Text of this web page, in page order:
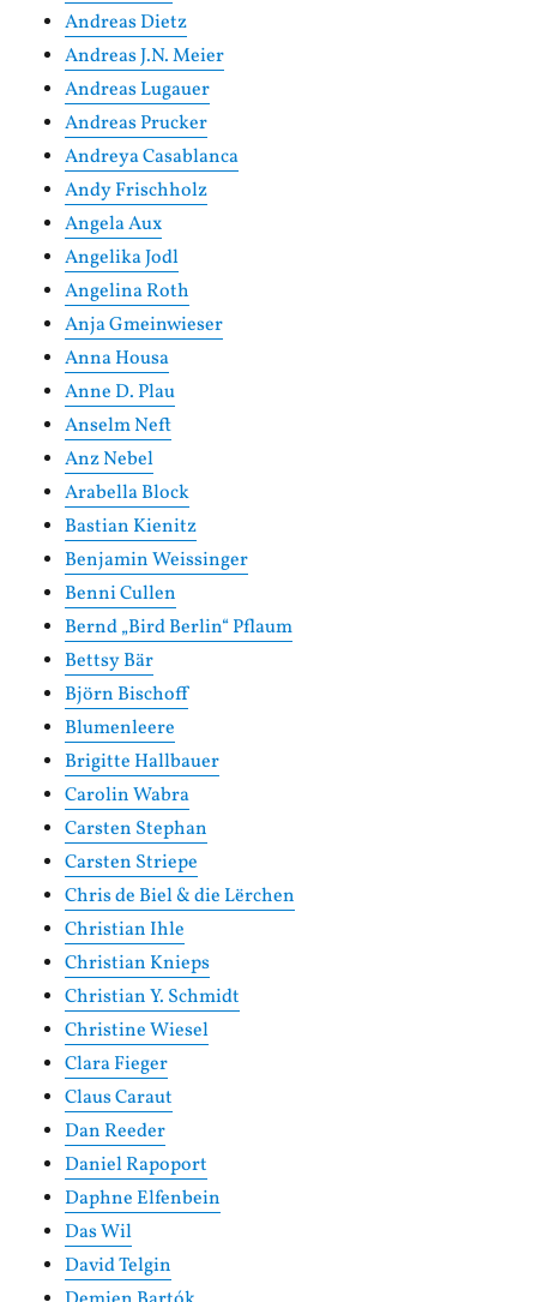
Andreas Dietz
Andreas J.N. Meier
Andreas Lugauer
Andreas Prucker
Andreya Casablanca
Andy Frischholz
Angela Aux
Angelika Jodl
Angelina Roth
Anja Gmeinwieser
Anna Housa
Anne D. Plau
Anselm Neft
Anz Nebel
Arabella Block
Bastian Kienitz
Benjamin Weissinger
Benni Cullen
Bernd „Bird Berlin“ Pflaum
Bettsy Bär
Björn Bischoff
Blumenleere
Brigitte Hallbauer
Carolin Wabra
Carsten Stephan
Carsten Striepe
Chris de Biel & die Lërchen
Christian Ihle
Christian Knieps
Christian Y. Schmidt
Christine Wiesel
Clara Fieger
Claus Caraut
Dan Reeder
Daniel Rapoport
Daphne Elfenbein
Das Wil
David Telgin